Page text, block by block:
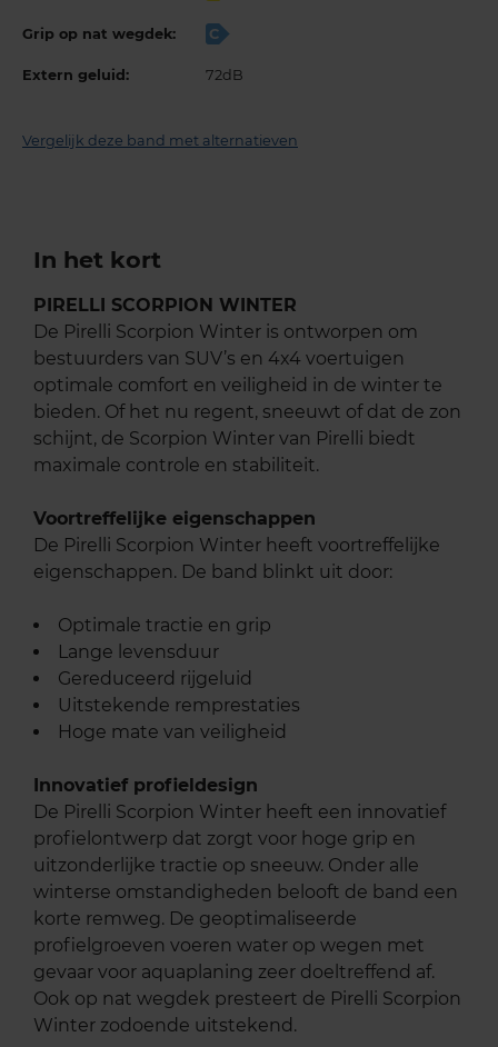
Grip op nat wegdek: C
Extern geluid: 72dB
Vergelijk deze band met alternatieven
In het kort
PIRELLI SCORPION WINTER
De Pirelli Scorpion Winter is ontworpen om
bestuurders van SUV’s en 4x4 voertuigen
optimale comfort en veiligheid in de winter te
bieden. Of het nu regent, sneeuwt of dat de zon
schijnt, de Scorpion Winter van Pirelli biedt
maximale controle en stabiliteit.
Voortreffelijke eigenschappen
De Pirelli Scorpion Winter heeft voortreffelijke
eigenschappen. De band blinkt uit door:
Optimale tractie en grip
Lange levensduur
Gereduceerd rijgeluid
Uitstekende remprestaties
Hoge mate van veiligheid
Innovatief profieldesign
De Pirelli Scorpion Winter heeft een innovatief
profielontwerp dat zorgt voor hoge grip en
uitzonderlijke tractie op sneeuw. Onder alle
winterse omstandigheden belooft de band een
korte remweg. De geoptimaliseerde
profielgroeven voeren water op wegen met
gevaar voor aquaplaning zeer doeltreffend af.
Ook op nat wegdek presteert de Pirelli Scorpion
Winter zodoende uitstekend.